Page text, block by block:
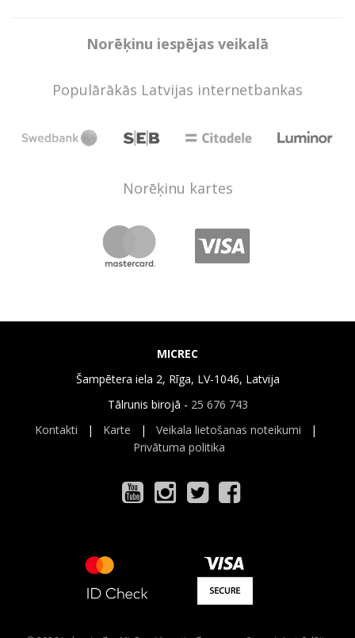
Norēķinu iespējas veikalā
Populārākās Latvijas internetbankas
Norēķinu kartes
MICREC
Šampētera iela 2, Rīga, LV-1046, Latvija
Tālrunis birojā - 25 676 743
Kontakti | Karte | Veikala lietošanas noteikumi |
Privātuma politika